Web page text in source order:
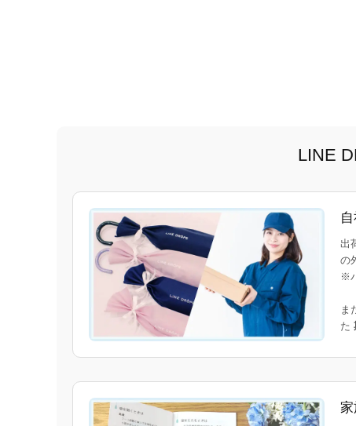
LINE
出
の
※
ま
た